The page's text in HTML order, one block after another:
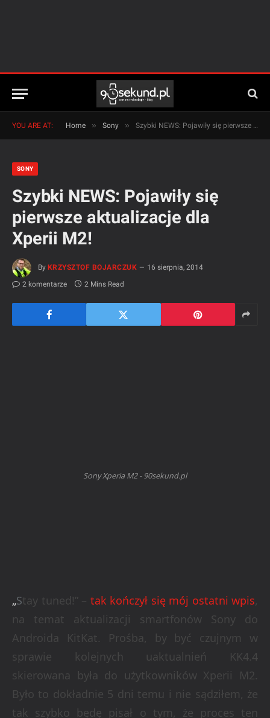
YOU ARE AT: Home » Sony » Szybki NEWS: Pojawiły się pierwsze aktualizacje dla Xperii M2!
SONY
Szybki NEWS: Pojawiły się
pierwsze aktualizacje dla
Xperii M2!
By KRZYSZTOF BOJARCZUK
16 sierpnia, 2014
2 komentarze
2 Mins Read
Sony Xperia M2 - 90sekund.pl
„Stay tuned!” – tak kończył się mój ostatni wpis,
na temat aktualizacji smartfonów Sony do
Androida KitKat. Prośba, by być czujnym w
sprawie kolejnych uaktualnień KK4.4
skierowana była do użytkowników Xperii M2.
Było to dokładnie 5 dni temu i nie sądziłem, że
tak szybko będę pisał o tym, że proces ten